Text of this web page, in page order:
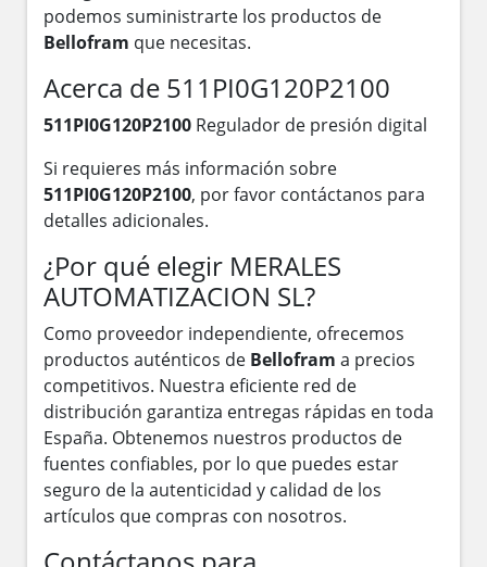
podemos suministrarte los productos de
Bellofram que necesitas.
Acerca de 511PI0G120P2100
511PI0G120P2100 Regulador de presión digital
Si requieres más información sobre
511PI0G120P2100, por favor contáctanos para
detalles adicionales.
¿Por qué elegir MERALES
AUTOMATIZACION SL?
Como proveedor independiente, ofrecemos
productos auténticos de Bellofram a precios
competitivos. Nuestra eficiente red de
distribución garantiza entregas rápidas en toda
España. Obtenemos nuestros productos de
fuentes confiables, por lo que puedes estar
seguro de la autenticidad y calidad de los
artículos que compras con nosotros.